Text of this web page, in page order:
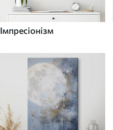
Імпресіонізм